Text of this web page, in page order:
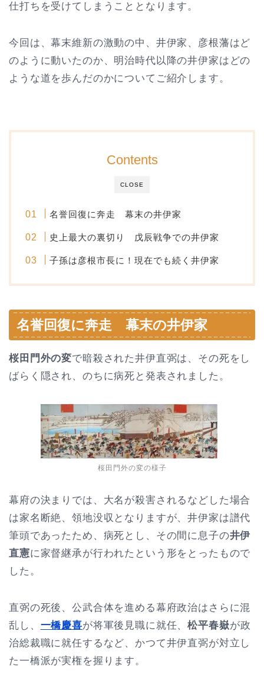
仕打ちを受けてしまうこととなります。
今回は、幕末維新の激動の中、井伊家、彦根藩はど
のように動いたのか、明治時代以降の井伊家はどの
ような道を歩んだのかについてご紹介します。
CLOSE
Contents
名誉回復に奔走 幕末の井伊家
史上最大の裏切り 戊辰戦争での井伊家
子孫は彦根市長に！現在でも続く井伊家
名誉回復に奔走 幕末の井伊家
桜田門外の変で暗殺された井伊直弼は、その死をし
ばらく隠され、のちに病死と発表されました。
桜田門外の変の様子
幕府の決まりでは、大名が殺害されるなどした場合
は家名断絶、領地没収となりますが、井伊家は譜代
筆頭であったため、病死とし、その間に息子の井伊
直憲に家督継承が行われたという形をとったもので
した。
直弼の死後、公武合体を進める幕府政治はさらに混
乱し、 一橋慶喜が将軍後見職に就任、松平春嶽が政
治総裁職に就任するなど、かつて井伊直弼が対立し
た一橋派が実権を握ります。